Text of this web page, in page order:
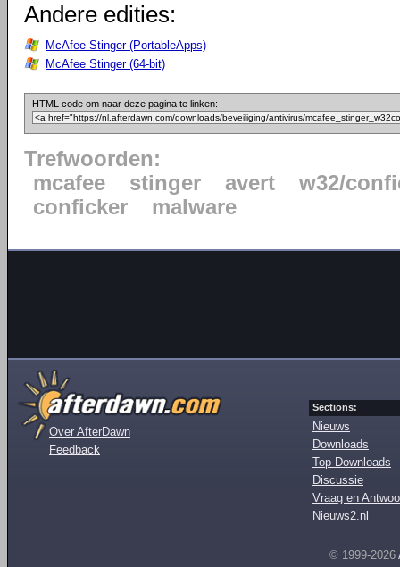
Andere edities:
McAfee Stinger (PortableApps)
McAfee Stinger (64-bit)
HTML code om naar deze pagina te linken:
Trefwoorden:
mcafee
stinger avert
w32/
conficker
malware
Over AfterDawn
Feedback
Sections:
Nieuws
Downloads
Top Downloads
Discussie
Vraag en
Nieuws2.nl
© 1999-2026